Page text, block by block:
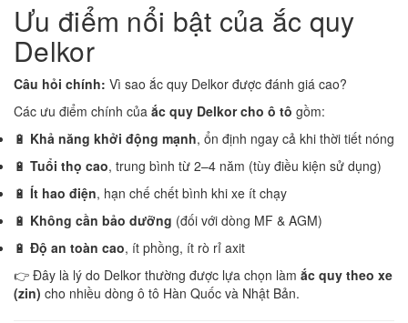
Ưu điểm nổi bật của ắc quy
Delkor
Câu hỏi chính: Vì sao ắc quy Delkor được đánh giá cao?
Các ưu điểm chính của ắc quy Delkor cho ô tô gồm:
🔋 Khả năng khởi động mạnh, ổn định ngay cả khi thời tiết nóng
🔋 Tuổi thọ cao, trung bình từ 2–4 năm (tùy điều kiện sử dụng)
🔋 Ít hao điện, hạn chế chết bình khi xe ít chạy
🔋 Không cần bảo dưỡng (đối với dòng MF & AGM)
🔋 Độ an toàn cao, ít phồng, ít rò rỉ axit
👉 Đây là lý do Delkor thường được lựa chọn làm ắc quy theo xe
(zin) cho nhiều dòng ô tô Hàn Quốc và Nhật Bản.